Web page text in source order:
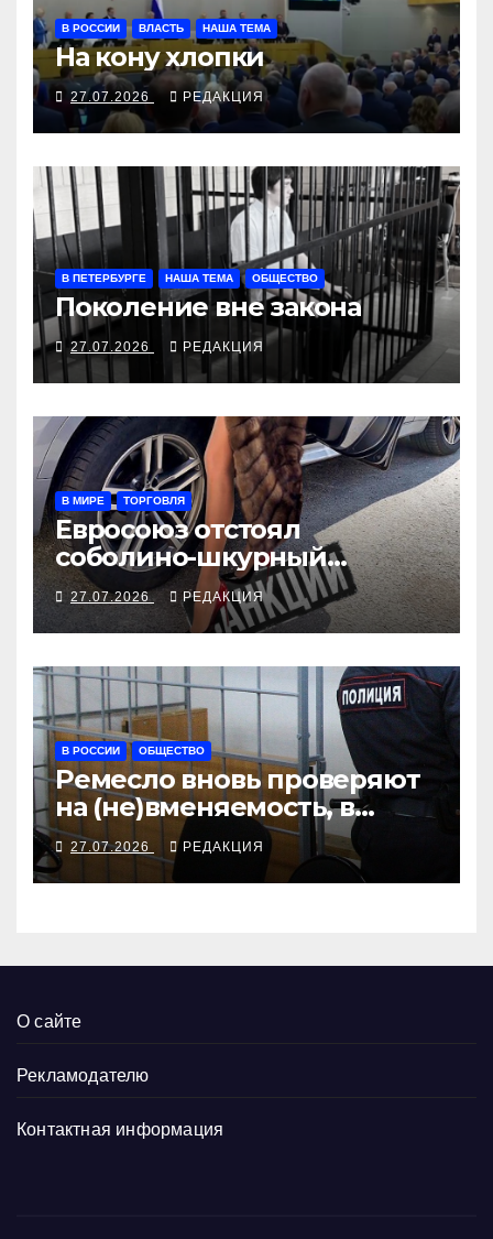
В РОССИИ ВЛАСТЬ НАША ТЕМА
На кону хлопки
27.07.2026 РЕДАКЦИЯ
В ПЕТЕРБУРГЕ НАША ТЕМА ОБЩЕСТВО
Поколение вне закона
27.07.2026 РЕДАКЦИЯ
В МИРЕ ТОРГОВЛЯ
Евросоюз отстоял
соболино-шкурный
интерес модных домов
27.07.2026 РЕДАКЦИЯ
В РОССИИ ОБЩЕСТВО
Ремесло вновь проверяют
на (не)вменяемость, в
Хабаровске борются с
новозеландской разведкой
27.07.2026 РЕДАКЦИЯ
О сайте
Рекламодателю
Контактная информация